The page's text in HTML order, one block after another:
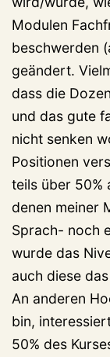
Modulen
beschwerden
geändert.
dass die
und das gute
nicht senken
Positionen
teils über 50%
denen meiner
Sprach- noch
wurde das
auch diese
An anderen
bin,
50% des